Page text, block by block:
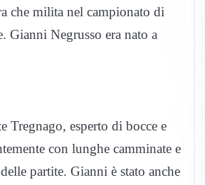
che milita nel campionato di
Gianni Negrusso era nato a
Tregnago, esperto di bocce e
con lunghe camminate e
partite. Gianni è stato anche